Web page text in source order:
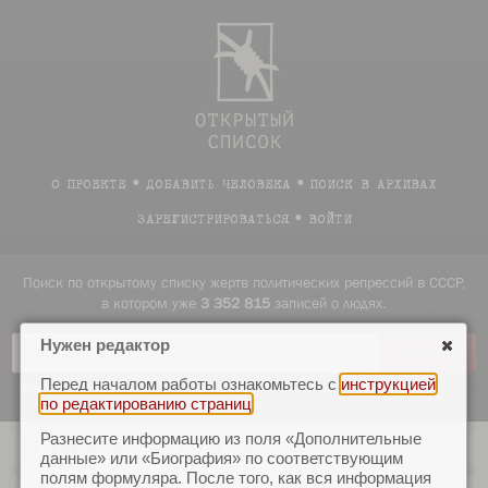
О ПРОЕКТЕ ДОБАВИТЬ ЧЕЛОВЕКА ПОИСК В АРХИВАХ
ЗАРЕГИСТРИРОВАТЬСЯ ВОЙТИ
Поиск по открытому списку жертв политических репрессий в СССР,
в котором уже 3 352 815 записей о людях.
Расширенный поиск Примеры
Управление Инструменты |
Нужен редактор
Перед началом работы ознакомьтесь с инструкцией
по редактированию страниц
Разнесите информацию из поля «Дополнительные
данные» или «Биография» по соответствующим
полям формуляра. После того, как вся информация